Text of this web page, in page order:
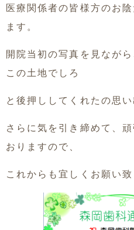
医療関係者の皆様方のお
ます。
開院当初の写真を見なが
この土地でしろ
と後押ししてくれたの思い
さらに気を引き締めて、
おりますので、
これからも宜しくお願い致